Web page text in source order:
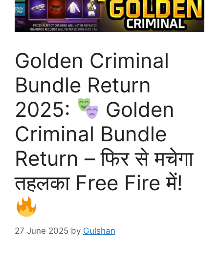
Golden Criminal
Bundle Return
2025:
Golden
Criminal Bundle
Return – फिर से मचेगा
तहलका Free Fire में!
27 June 2025 by Gulshan